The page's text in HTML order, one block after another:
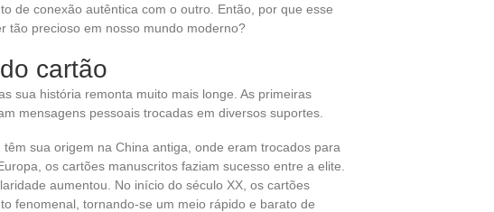
de conexão autêntica com o outro. Então, por que esse
tão precioso em nosso mundo moderno?
cartão
sua história remonta muito mais longe. As primeiras
mensagens pessoais trocadas em diversos suportes.
sua origem na China antiga, onde eram trocados para
os cartões manuscritos faziam sucesso entre a elite.
aumentou. No início do século XX, os cartões
fenomenal, tornando-se um meio rápido e barato de